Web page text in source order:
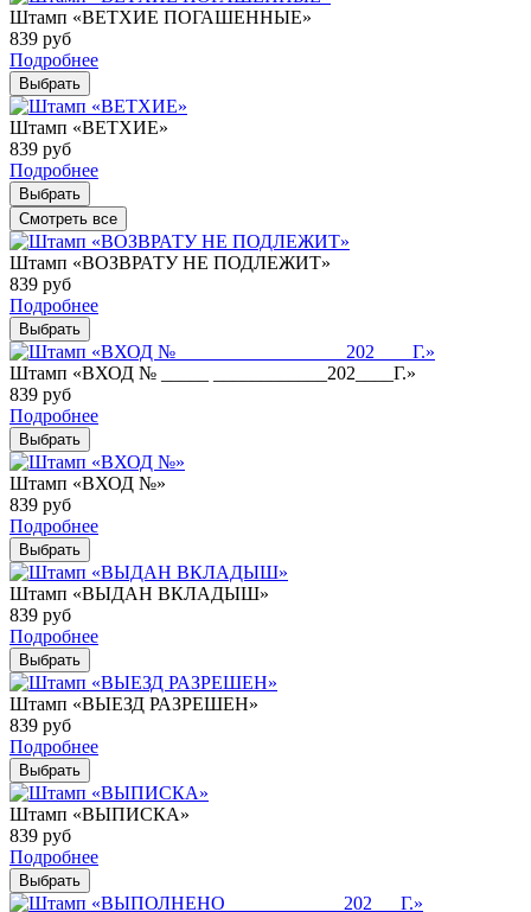
Штамп «ВЕТХИЕ ПОГАШЕННЫЕ»
839 руб
Подробнее
Выбрать
Штамп «ВЕТХИЕ»
839 руб
Подробнее
Выбрать
Смотреть все
Штамп «ВОЗВРАТУ НЕ ПОДЛЕЖИТ»
839 руб
Подробнее
Выбрать
Штамп «ВХОД № _____ ____________202____Г.»
839 руб
Подробнее
Выбрать
Штамп «ВХОД №»
839 руб
Подробнее
Выбрать
Штамп «ВЫДАН ВКЛАДЫШ»
839 руб
Подробнее
Выбрать
Штамп «ВЫЕЗД РАЗРЕШЕН»
839 руб
Подробнее
Выбрать
Штамп «ВЫПИСКА»
839 руб
Подробнее
Выбрать